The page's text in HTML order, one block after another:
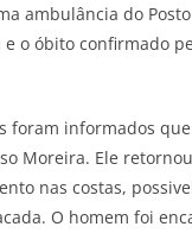
ambulância do
e o óbito confirmado
foram informados
Moreira. Ele
nas costas,
O homem foi